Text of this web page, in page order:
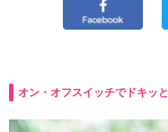
オン・オフスイッチでドキッ